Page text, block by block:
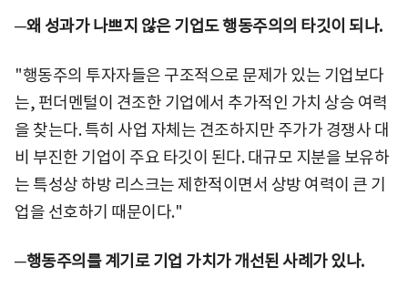
─왜 성과가 나쁘지 않은 기업도 행동주의의 타깃이 되나.
"행동주의 투자자들은 구조적으로 문제가 있는 기업보다
는, 펀더멘털이 견조한 기업에서 추가적인 가치 상승 여력
을 찾는다. 특히 사업 자체는 견조하지만 주가가 경쟁사 대
비 부진한 기업이 주요 타깃이 된다. 대규모 지분을 보유하
는 특성상 하방 리스크는 제한적이면서 상방 여력이 큰 기
업을 선호하기 때문이다."
─행동주의를 계기로 기업 가치가 개선된 사례가 있나.